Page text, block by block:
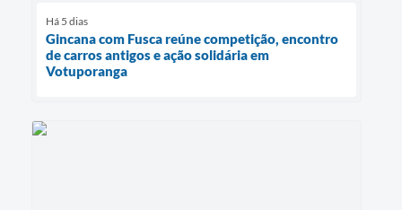
Há 5 dias
Gincana com Fusca reúne competição, encontro
de carros antigos e ação solidária em
Votuporanga